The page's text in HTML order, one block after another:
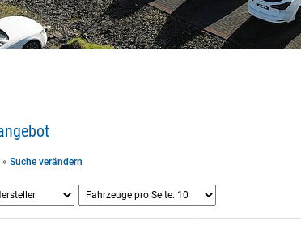
« Suche verändern